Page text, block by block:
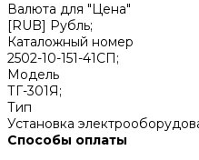
Валюта для "Цена"
[RUB] Рубль;
Каталожный номер
2502-10-151-41СП;
Модель
ТГ-301Я;
Тип
Установка
Способы оплаты